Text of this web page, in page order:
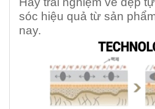
sóc hiệu quả từ sản
nay.